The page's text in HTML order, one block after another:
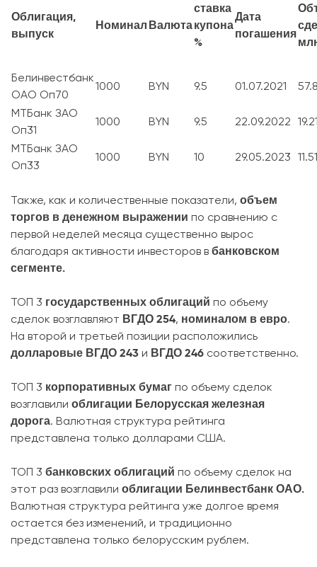
Облигация,
выпуск
НоминалВалюта
ставка
купона
%
Дата
погашения
Белинвестбанк
ОАО Оп70
1000 BYN 9.5 01.07.2021
МТБанк ЗАО
Оп31
1000 BYN 9.5 22.09.2022
МТБанк ЗАО
Оп33
1000 BYN 10 29.05.2023 11.51
Также, как и количественные показатели, объем
торгов в денежном выражении по сравнению с
первой неделей месяца существенно вырос
благодаря активности инвесторов в банковском
сегменте.
ТОП 3 государственных облигаций по объему
сделок возглавляют ВГДО 254, номиналом в евро.
На второй и третьей позиции расположились
долларовые ВГДО 243 и ВГДО 246 соответственно.
ТОП 3 корпоративных бумаг по объему сделок
возглавили облигации Белорусская железная
дорога. Валютная структура рейтинга
представлена только долларами США.
ТОП 3 банковских облигаций по объему сделок на
этот раз возглавили облигации Белинвестбанк ОАО.
Валютная структура рейтинга уже долгое время
остается без изменений, и традиционно
представлена только белорусским рублем.